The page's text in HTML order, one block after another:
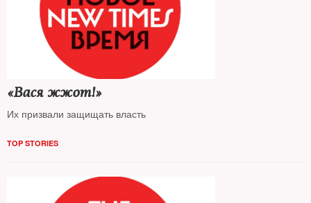
«Вася жжот!»
Их призвали защищать власть
TOP STORIES